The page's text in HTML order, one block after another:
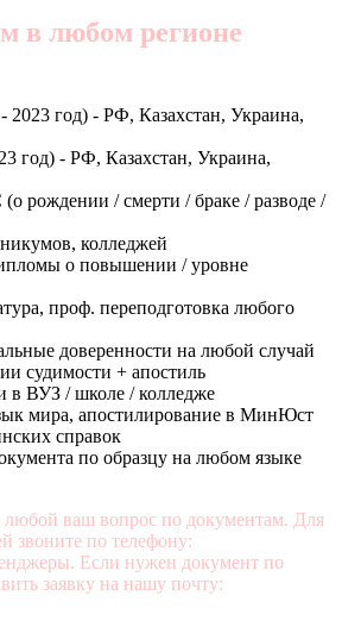
в любом регионе
год) - РФ, Казахстан, Украина,
год) - РФ, Казахстан, Украина,
рождении / смерти / браке / разводе /
колледжей
о повышении / уровне
проф. переподготовка любого
доверенности на любой случай
судимости + апостиль
в ВУЗ / школе / колледже
мира, апостилирование в МинЮст
справок
по образцу на любом языке
любой ваш вопрос по документам. Для
звоните по телефону:
Если нужен документ по
заявку на нашу почту: